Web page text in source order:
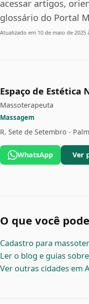
acessar artigos,
glossário do Portal
Atualizado em 10 de maio de 2025
Espaço de Estética
Massoterapeuta
Massagem
R. Sete de Setembro -
WhatsApp Ver
O que você
Cadastro para
Ler o blog e guias
Ver outras cidades em